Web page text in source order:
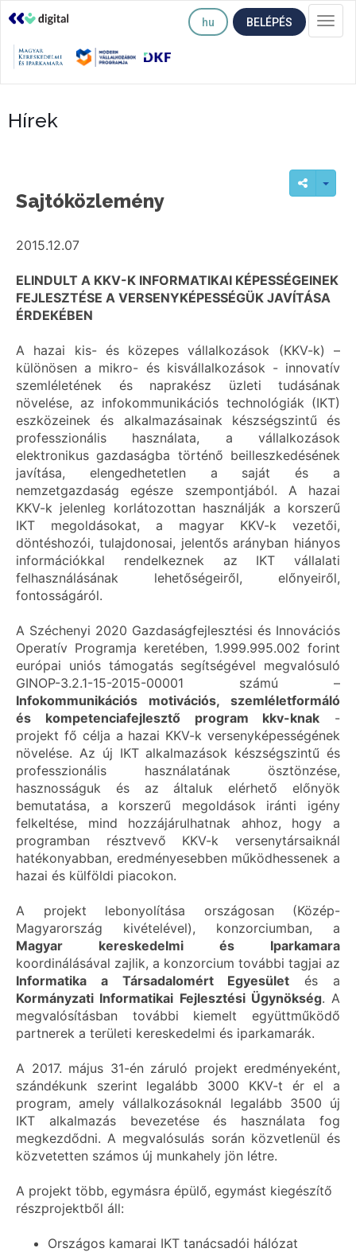
hu BELÉPÉS
Hírek
Sajtóközlemény
2015.12.07
ELINDULT A KKV-K INFORMATIKAI KÉPESSÉGEINEK
FEJLESZTÉSE A VERSENYKÉPESSÉGÜK JAVÍTÁSA
ÉRDEKÉBEN
A hazai kis- és közepes vállalkozások (KKV-k) –
különösen a mikro- és kisvállalkozások - innovatív
szemléletének és naprakész üzleti tudásának
növelése, az infokommunikációs technológiák (IKT)
eszközeinek és alkalmazásainak készségszintű és
professzionális használata, a vállalkozások
elektronikus gazdaságba történő beilleszkedésének
javítása, elengedhetetlen a saját és a
nemzetgazdaság egésze szempontjából. A hazai
KKV-k jelenleg korlátozottan használják a korszerű
IKT megoldásokat, a magyar KKV-k vezetői,
döntéshozói, tulajdonosai, jelentős arányban hiányos
információkkal rendelkeznek az IKT vállalati
felhasználásának lehetőségeiről, előnyeiről,
fontosságáról.
A Széchenyi 2020 Gazdaságfejlesztési és Innovációs
Operatív Programja keretében, 1.999.995.002 forint
európai uniós támogatás segítségével megvalósuló
GINOP-3.2.1-15-2015-00001 számú –
Infokommunikációs motivációs, szemléletformáló
és kompetenciafejlesztő program kkv-knak -
projekt fő célja a hazai KKV-k versenyképességének
növelése. Az új IKT alkalmazások készségszintű és
professzionális használatának ösztönzése,
hasznosságuk és az általuk elérhető előnyök
bemutatása, a korszerű megoldások iránti igény
felkeltése, mind hozzájárulhatnak ahhoz, hogy a
programban résztvevő KKV-k versenytársaiknál
hatékonyabban, eredményesebben működhessenek a
hazai és külföldi piacokon.
A projekt lebonyolítása országosan (Közép-
Magyarország kivételével), konzorciumban, a
Magyar kereskedelmi és Iparkamara
koordinálásával zajlik, a konzorcium további tagjai az
Informatika a Társadalomért Egyesület és a
Kormányzati Informatikai Fejlesztési Ügynökség. A
megvalósításban további kiemelt együttműködő
partnerek a területi kereskedelmi és iparkamarák.
A 2017. május 31-én záruló projekt eredményeként,
szándékunk szerint legalább 3000 KKV-t ér el a
program, amely vállalkozásoknál legalább 3500 új
IKT alkalmazás bevezetése és használata fog
megkezdődni. A megvalósulás során közvetlenül és
közvetetten számos új munkahely jön létre.
A projekt több, egymásra épülő, egymást kiegészítő
részprojektből áll:
Országos kamarai IKT tanácsadói hálózat